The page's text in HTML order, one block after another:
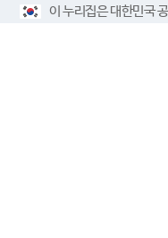
이 누리집은 대한민국